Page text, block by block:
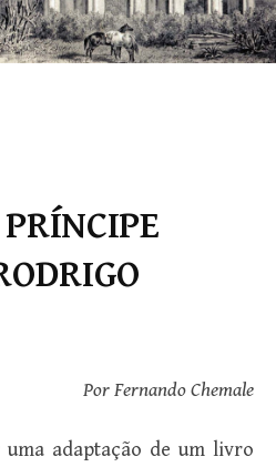
PRÍNCIPE
Por Fernando Chemale
adaptação de um livro